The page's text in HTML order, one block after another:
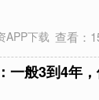
APP下载 查看：
一般3到4年